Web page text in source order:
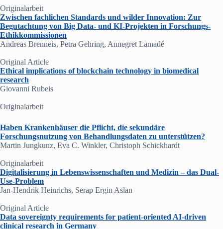
Originalarbeit
Zwischen fachlichen Standards und wilder Innovation: Zur
Begutachtung von Big Data- und KI-Projekten in Forschungs-
Ethikkommissionen
Andreas Brenneis, Petra Gehring, Annegret Lamadé
Original Article
Ethical implications of blockchain technology in biomedical
research
Giovanni Rubeis
Originalarbeit
Haben Krankenhäuser die Pflicht, die sekundäre
Forschungsnutzung von Behandlungsdaten zu unterstützen?
Martin Jungkunz, Eva C. Winkler, Christoph Schickhardt
Originalarbeit
Digitalisierung in Lebenswissenschaften und Medizin – das Dual-
Use-Problem
Jan-Hendrik Heinrichs, Serap Ergin Aslan
Original Article
Data sovereignty requirements for patient-oriented AI-driven
clinical research in Germany